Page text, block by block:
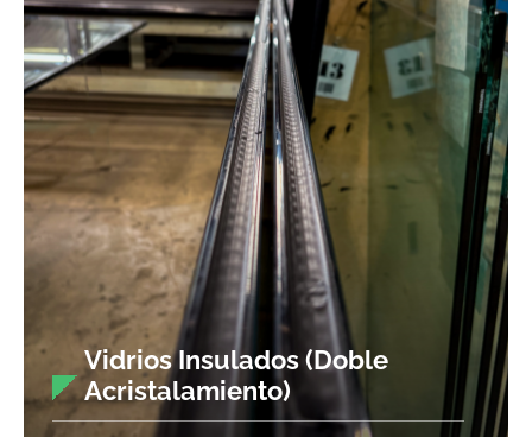
Vidrios Insulados (Doble
Acristalamiento)